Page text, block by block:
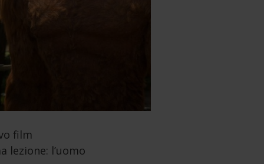
film
lezione: l’uomo